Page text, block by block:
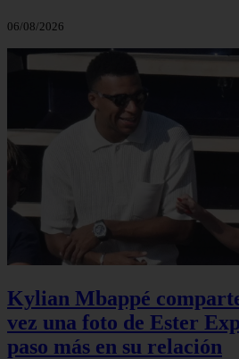
06/08/2026
Kylian Mbappé
vez una foto de Ester
paso más en su relación